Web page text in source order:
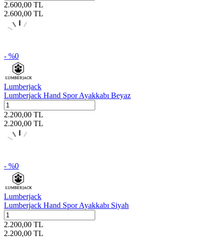
2.600,00 TL
2.600,00 TL
- %0
Lumberjack
Lumberjack Hand Spor Ayakkabı Beyaz
2.200,00 TL
2.200,00 TL
- %0
Lumberjack
Lumberjack Hand Spor Ayakkabı Siyah
2.200,00 TL
2.200,00 TL